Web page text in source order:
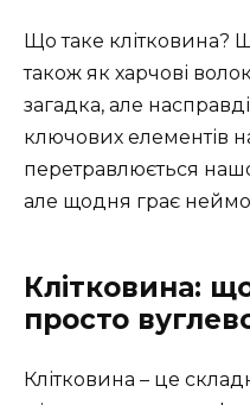
Що таке клітковина?
також як харчові
загадка, але
ключових елементів
перетравлюється
але щодня грає
Клітковина:
просто
Клітковина – це